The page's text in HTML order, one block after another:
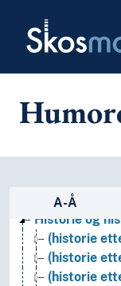
Skosmos
Sidefelt:
A-Å
Arkeologi
Folkegrupper
Formtermer
Helse
Historie og
(historie
(historie
(historie